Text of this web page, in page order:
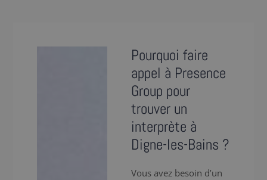
Pourquoi faire
appel à Presence
Group pour
trouver un
interprète à
Digne-les-Bains ?
Vous avez besoin d’un